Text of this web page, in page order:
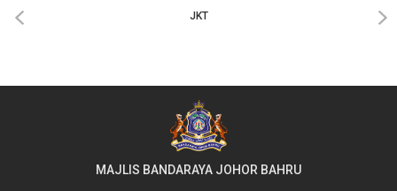
‹ ›
MAJLIS BANDARAYA JOHOR BAHRU